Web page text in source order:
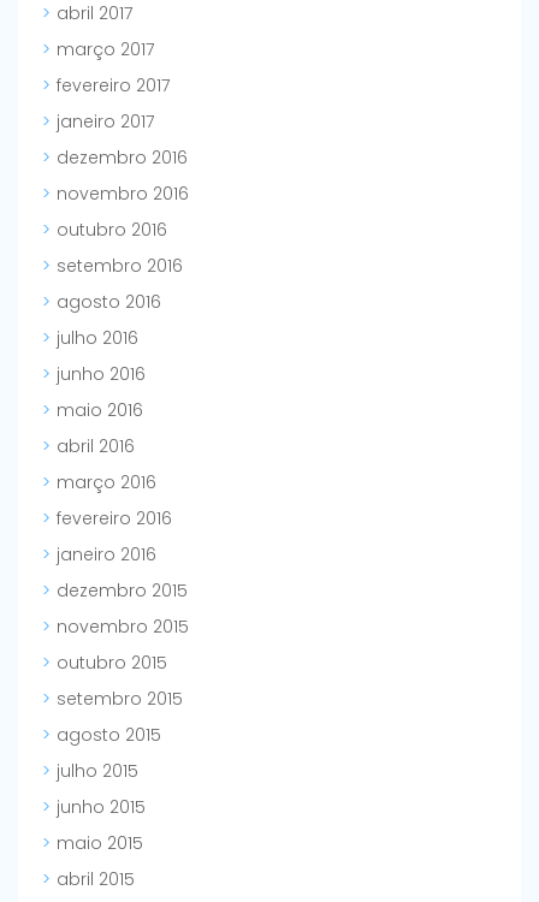
abril 2017
março 2017
fevereiro 2017
janeiro 2017
dezembro 2016
novembro 2016
outubro 2016
setembro 2016
agosto 2016
julho 2016
junho 2016
maio 2016
abril 2016
março 2016
fevereiro 2016
janeiro 2016
dezembro 2015
novembro 2015
outubro 2015
setembro 2015
agosto 2015
julho 2015
junho 2015
maio 2015
abril 2015